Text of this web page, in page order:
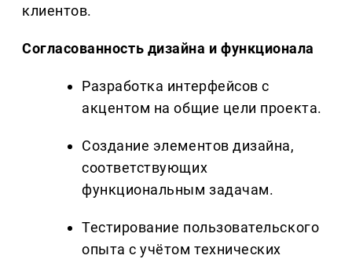
клиентов.
Согласованность дизайна и функционала
Разработка интерфейсов с
акцентом на общие цели проекта.
Создание элементов дизайна,
соответствующих
функциональным задачам.
Тестирование пользовательского
опыта с учётом технических